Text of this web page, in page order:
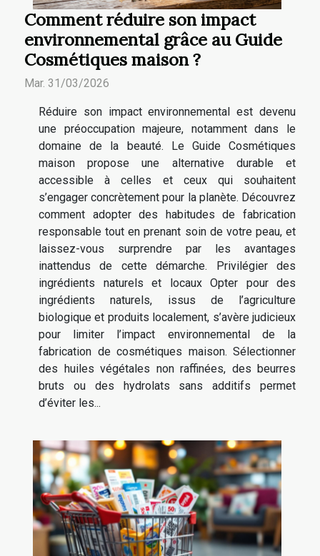
Comment réduire son impact
environnemental grâce au Guide
Cosmétiques maison ?
Mar. 31/03/2026
Réduire son impact environnemental est devenu
une préoccupation majeure, notamment dans le
domaine de la beauté. Le Guide Cosmétiques
maison propose une alternative durable et
accessible à celles et ceux qui souhaitent
s’engager concrètement pour la planète. Découvrez
comment adopter des habitudes de fabrication
responsable tout en prenant soin de votre peau, et
laissez-vous surprendre par les avantages
inattendus de cette démarche. Privilégier des
ingrédients naturels et locaux Opter pour des
ingrédients naturels, issus de l’agriculture
biologique et produits localement, s’avère judicieux
pour limiter l’impact environnemental de la
fabrication de cosmétiques maison. Sélectionner
des huiles végétales non raffinées, des beurres
bruts ou des hydrolats sans additifs permet
d’éviter les...